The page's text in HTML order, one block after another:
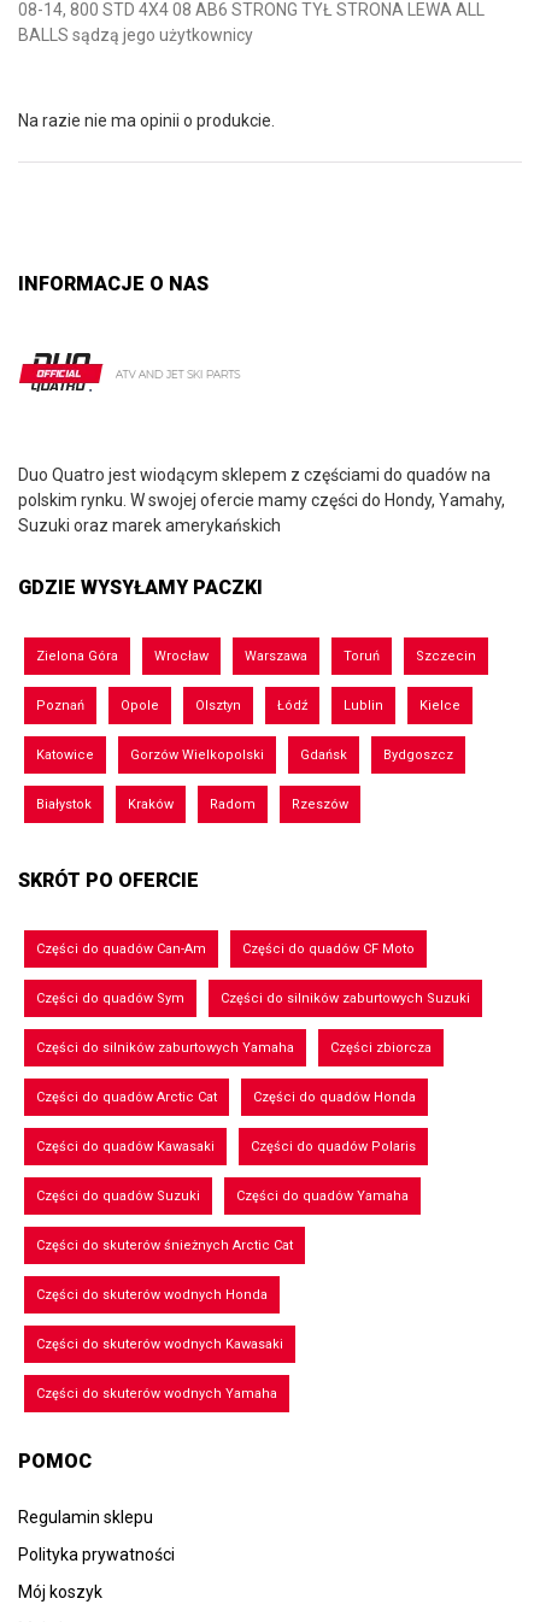
08-14, 800 STD 4X4 08 AB6 STRONG TYŁ STRONA LEWA ALL
BALLS sądzą jego użytkownicy
Na razie nie ma opinii o produkcie.
INFORMACJE O NAS
Duo Quatro jest wiodącym sklepem z częściami do quadów na
polskim rynku. W swojej ofercie mamy części do Hondy, Yamahy,
Suzuki oraz marek amerykańskich
GDZIE WYSYŁAMY PACZKI
Zielona Góra Wrocław Warszawa Toruń Szczecin
Poznań Opole Olsztyn Łódź Lublin Kielce
Katowice Gorzów Wielkopolski Gdańsk Bydgoszcz
Białystok Kraków Radom Rzeszów
SKRÓT PO OFERCIE
Części do quadów Can-Am Części do quadów CF Moto
Części do quadów Sym Części do silników zaburtowych Suzuki
Części do silników zaburtowych Yamaha Części zbiorcza
Części do quadów Arctic Cat Części do quadów Honda
Części do quadów Kawasaki Części do quadów Polaris
Części do quadów Suzuki Części do quadów Yamaha
Części do skuterów śnieżnych Arctic Cat
Części do skuterów wodnych Honda
Części do skuterów wodnych Kawasaki
Części do skuterów wodnych Yamaha
POMOC
Regulamin sklepu
Polityka prywatności
Mój koszyk